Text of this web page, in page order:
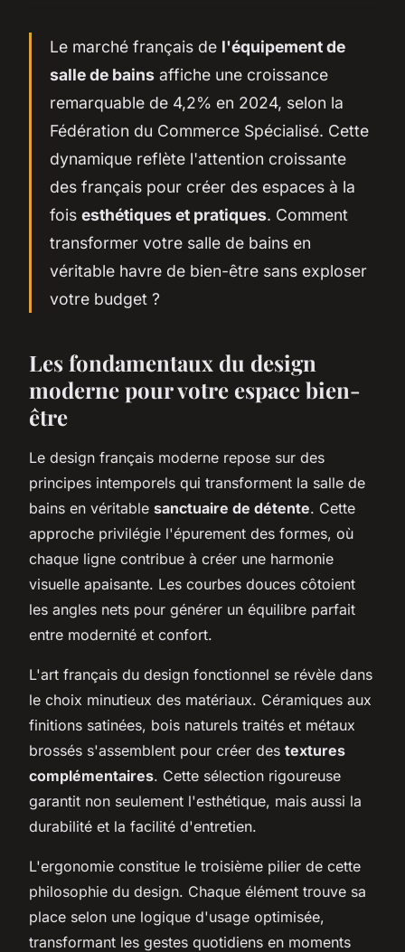
Le marché français de l'équipement de
salle de bains affiche une croissance
remarquable de 4,2% en 2024, selon la
Fédération du Commerce Spécialisé. Cette
dynamique reflète l'attention croissante
des français pour créer des espaces à la
fois esthétiques et pratiques. Comment
transformer votre salle de bains en
véritable havre de bien-être sans exploser
votre budget ?
Les fondamentaux du design
moderne pour votre espace bien-
être
Le design français moderne repose sur des
principes intemporels qui transforment la salle de
bains en véritable sanctuaire de détente. Cette
approche privilégie l'épurement des formes, où
chaque ligne contribue à créer une harmonie
visuelle apaisante. Les courbes douces côtoient
les angles nets pour générer un équilibre parfait
entre modernité et confort.
L'art français du design fonctionnel se révèle dans
le choix minutieux des matériaux. Céramiques aux
finitions satinées, bois naturels traités et métaux
brossés s'assemblent pour créer des textures
complémentaires. Cette sélection rigoureuse
garantit non seulement l'esthétique, mais aussi la
durabilité et la facilité d'entretien.
L'ergonomie constitue le troisième pilier de cette
philosophie du design. Chaque élément trouve sa
place selon une logique d'usage optimisée,
transformant les gestes quotidiens en moments